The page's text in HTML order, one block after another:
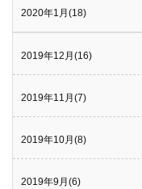
2020年1月(18)
2019年12月(16)
2019年11月(7)
2019年10月(8)
2019年9月(6)